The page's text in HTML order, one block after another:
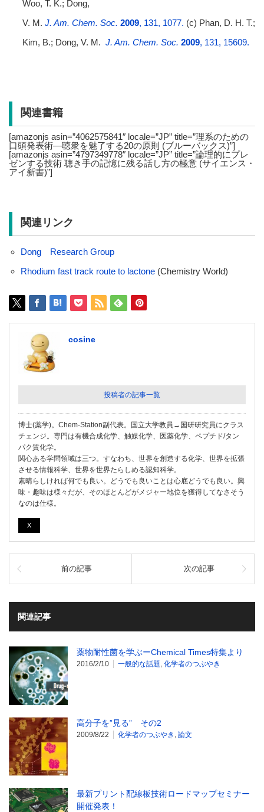
Woo, T. K.; Dong,
V. M. J. Am. Chem. Soc. 2009, 131, 1077. (c) Phan, D. H. T.;
Kim, B.; Dong, V. M. J. Am. Chem. Soc. 2009, 131, 15609.
関連書籍
[amazonjs asin=”4062575841″ locale=”JP” title=”理系のための
口頭発表術―聴衆を魅了する20の原則 (ブルーバックス)”]
[amazonjs asin=”4797349778″ locale=”JP” title=”論理的にプレ
ゼンする技術 聴き手の記憶に残る話し方の極意 (サイエンス・
アイ新書)”]
関連リンク
Dong Research Group
Rhodium fast track route to lactone(Chemistry World)
cosine
投稿者の記事一覧
博士(薬学)。Chem-Station副代表。国立大学教員→国研研究員にクラス
チェンジ。専門は有機合成化学、触媒化学、医薬化学、ペプチド/タン
パク質化学。
関心ある学問領域は三つ。すなわち、世界を創造する化学、世界を拡張
させる情報科学、世界を世界たらしめる認知科学。
素晴らしければ何でも良い。どうでも良いことは心底どうでも良い。興
味・趣味は様々だが、そのほとんどがメジャー地位を獲得してなさそう
なのは仕様。
X
前の記事 次の記事
関連記事
薬物耐性菌を学ぶーChemical Times特集より
2016/2/10 一般的な話題, 化学者のつぶやき
高分子を”見る” その2
2009/8/22 化学者のつぶやき , 論文
最新プリント配線板技術ロードマップセミナー
開催発表！